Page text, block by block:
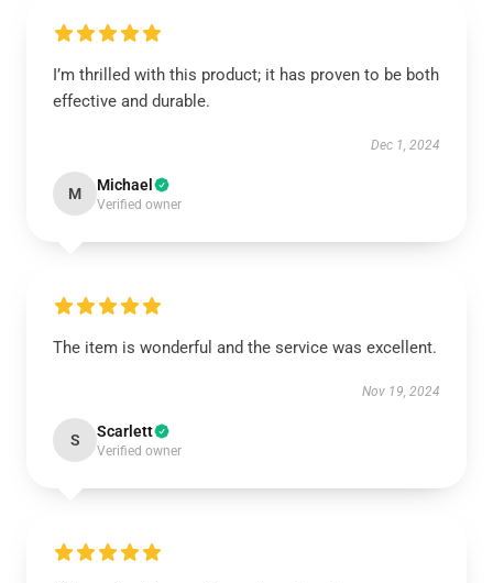
I’m thrilled with this product; it has proven to be both
effective and durable.
Dec 1, 2024
M Michael
Verified owner
The item is wonderful and the service was excellent.
Nov 19, 2024
S Scarlett
Verified owner